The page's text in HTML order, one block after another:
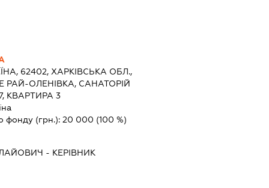
62402, ХАРКІВСЬКА ОБЛ.,
РАЙ-ОЛЕНІВКА, САНАТОРІЙ
КВАРТИРА 3
фонду (грн.): 20 000 (100 %)
- КЕРІВНИК